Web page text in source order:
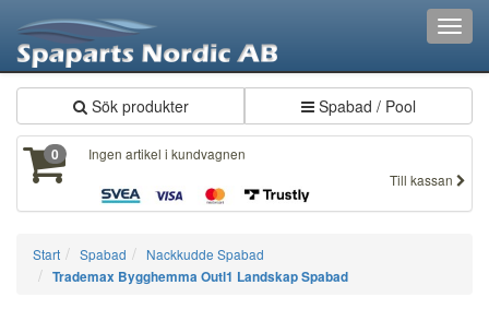
Sök produkter Spabad / Pool
0
Ingen artikel i kundvagnen
Till kassan
Start Spabad
Nackkudde Spabad
Trademax Bygghemma Outl1 Landskap Spabad